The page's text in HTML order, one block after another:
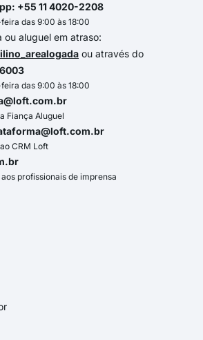
+55 11 4020-2208
das 9:00 às 18:00
aluguel em atraso:
ou através do
das 9:00 às 18:00
Fiança Aluguel
CRM Loft
profissionais de imprensa